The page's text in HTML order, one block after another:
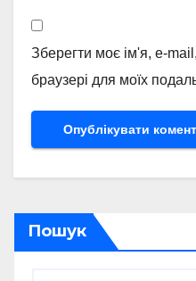
Зберегти моє ім'я, e-
браузері для моїх
Пошук